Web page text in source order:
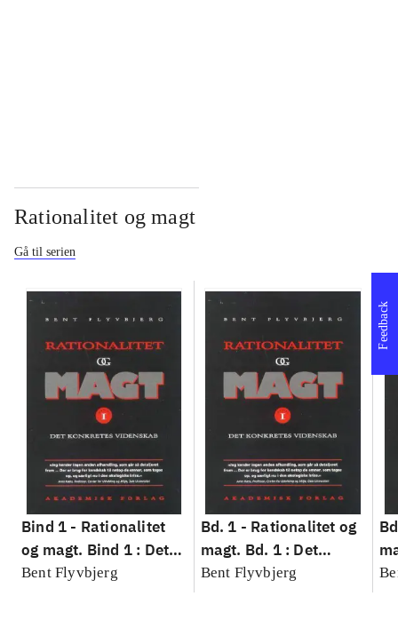
Rationalitet og magt
Gå til serien
Bind 1 - Rationalitet
og magt. Bind 1 : Det
konkretes videnskab
Bent Flyvbjerg
Bd. 1 - Rationalitet og
magt. Bd. 1 : Det
konkretes videnskab
Bent Flyvbjerg
Feedback